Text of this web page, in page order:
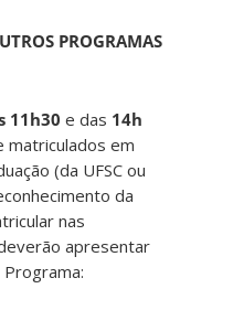
PROGRAMAS
11h30e das 14h
matriculados em
(da UFSC ou
da
nas
apresentar